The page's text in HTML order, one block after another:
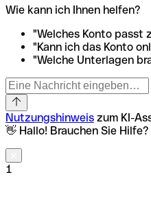
Wie kann ich Ihnen helfen?
"Welches Konto passt
"Kann ich das Konto
"Welche Unterlagen
Nutzungshinweis zum KI-
👋 Hallo! Brauchen Sie Hilfe?
1